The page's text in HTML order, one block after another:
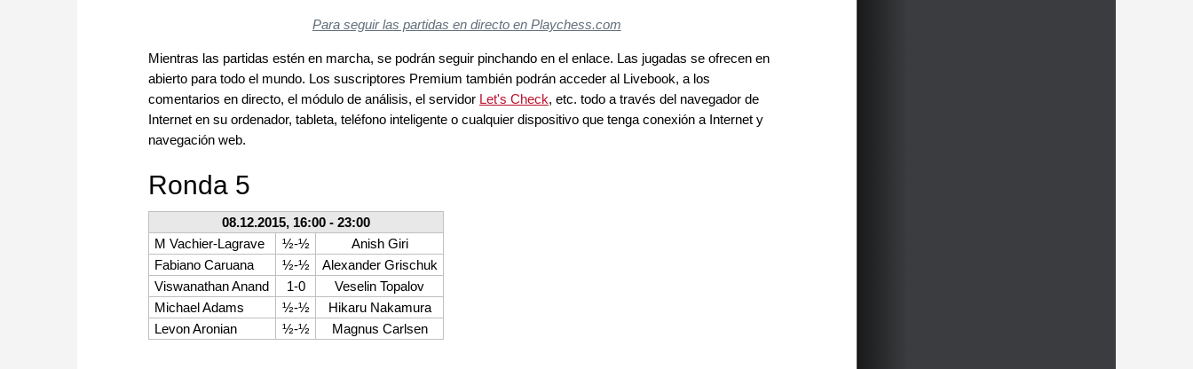
Para seguir las partidas en directo en Playchess.com
Mientras las partidas estén en marcha, se podrán seguir pinchando en el enlace. Las jugadas se ofrecen en
abierto para todo el mundo. Los suscriptores Premium también podrán acceder al Livebook, a los
comentarios en directo, el módulo de análisis, el servidor Let's Check, etc. todo a través del navegador de
Internet en su ordenador, tableta, teléfono inteligente o cualquier dispositivo que tenga conexión a Internet y
navegación web.
Ronda 5
08.12.2015, 16:00 - 23:00
M Vachier-Lagrave
½-½
Anish Giri
Fabiano Caruana
½-½
Alexander Grischuk
Viswanathan Anand
1-0
Veselin Topalov
Michael Adams
½-½
Hikaru Nakamura
Levon Aronian
½-½ Magnus Carlsen